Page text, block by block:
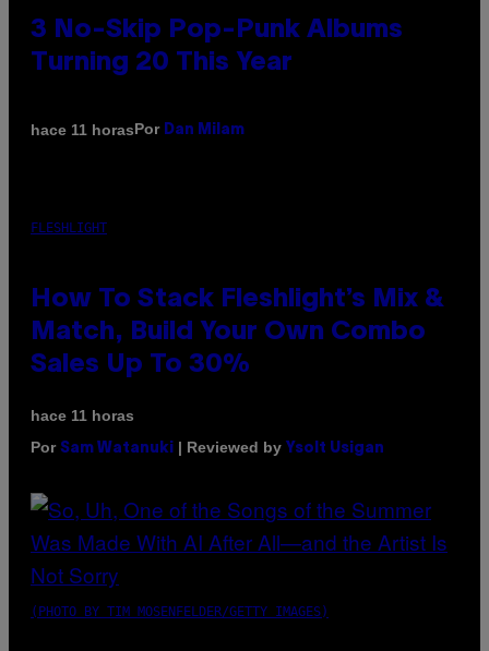
3 No-Skip Pop-Punk Albums
Turning 20 This Year
hace 11 horasPor Dan Milam
FLESHLIGHT
How To Stack Fleshlight’s Mix &
Match, Build Your Own Combo
Sales Up To 30%
hace 11 horas
Por Sam Watanuki | Reviewed by Ysolt Usigan
(PHOTO BY TIM MOSENFELDER/GETTY IMAGES)